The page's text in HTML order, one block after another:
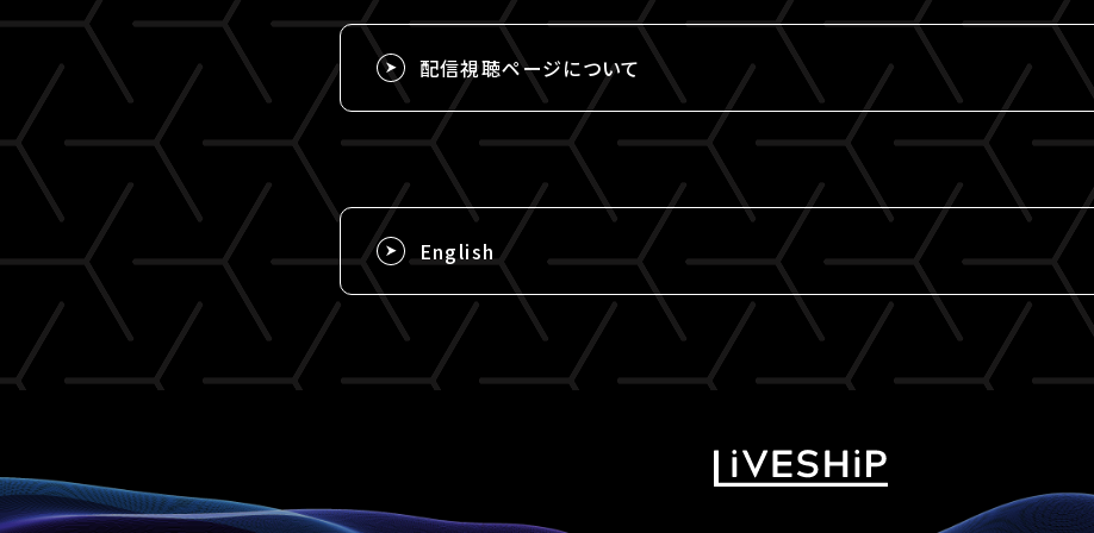
配信視聴ページについて
English